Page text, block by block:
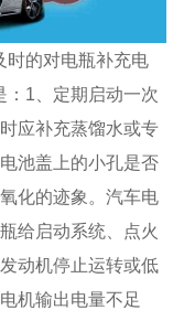
时的对电瓶补充电
：1、定期启动一次
应补充蒸馏水或专
池盖上的小孔是否
化的迹象。汽车电
给启动系统、点火
动机停止运转或低
机输出电量不足